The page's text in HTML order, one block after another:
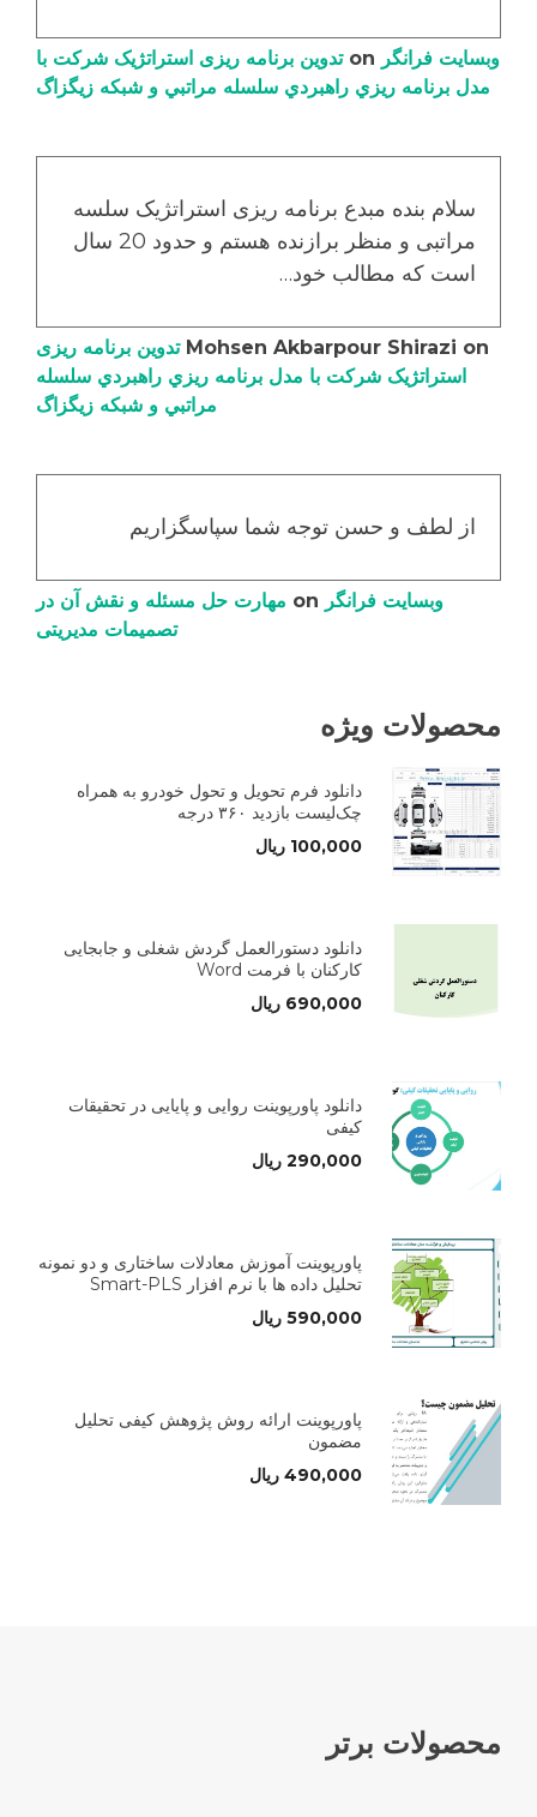
وبسایت فرانگر
تدوین برنامه ریزی استراتژیک شرکت با
مدل برنامه ریزي راهبردي سلسله مراتبي و شبکه زیگزاگ
سلام بنده مبدع برنامه ریزی استراتژیک سلسه
مراتبی و منظر برازنده هستم و حدود 20 سال
است که مطالب خود…
Mohsen Akbarpour Shirazi on
تدوین برنامه ریزی
استراتژیک شرکت با مدل برنامه ریزي راهبردي سلسله
مراتبي و شبکه زیگزاگ
از لطف و حسن توجه شما سپاسگزاریم
وبسایت فرانگر
مهارت حل مسئله و نقش آن در
تصمیمات مدیریتی
محصولات ویژه
دانلود فرم تحویل و تحول خودرو به همراه
چک‌لیست بازدید ۳۶۰ درجه
100,000 ریال
دانلود دستورالعمل گردش شغلی و جابجایی
کارکنان با فرمت Word
690,000 ریال
دانلود پاورپوینت روایی و پایایی در تحقیقات
کیفی
290,000 ریال
پاورپوینت آموزش معادلات ساختاری و دو نمونه
تحلیل داده ها با نرم افزار Smart-PLS
590,000 ریال
پاورپوینت ارائه روش پژوهش کیفی تحلیل
مضمون
490,000 ریال
محصولات برتر